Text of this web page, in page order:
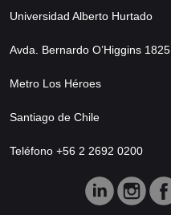
Universidad Alberto Hurtado
Avda. Bernardo O’Higgins 1825
Metro Los Héroes
Santiago de Chile
Teléfono +56 2 2692 0200